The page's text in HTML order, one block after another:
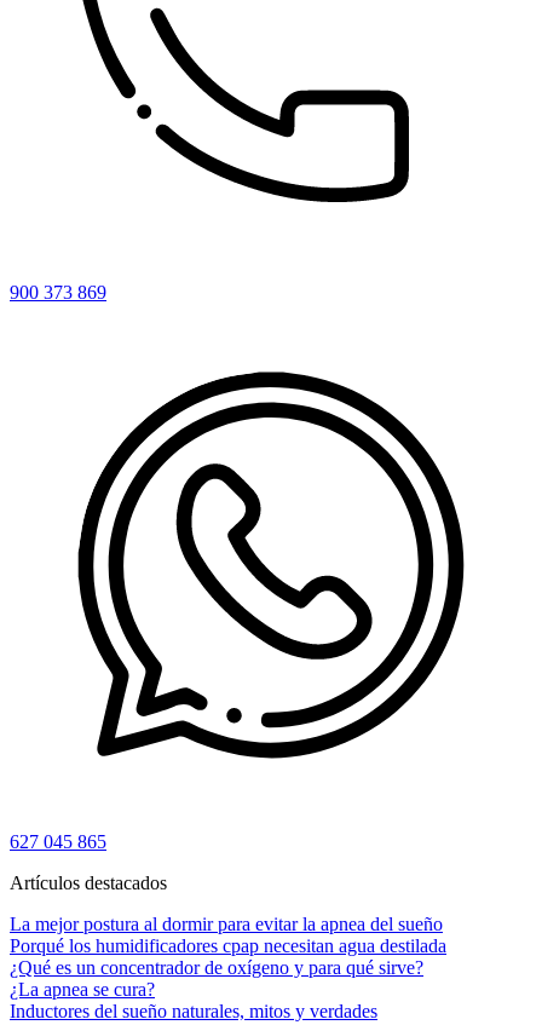
900 373 869
627 045 865
Artículos destacados
La mejor postura al dormir para evitar la apnea del sueño
Porqué los humidificadores cpap necesitan agua destilada
¿Qué es un concentrador de oxígeno y para qué sirve?
¿La apnea se cura?
Inductores del sueño naturales, mitos y verdades